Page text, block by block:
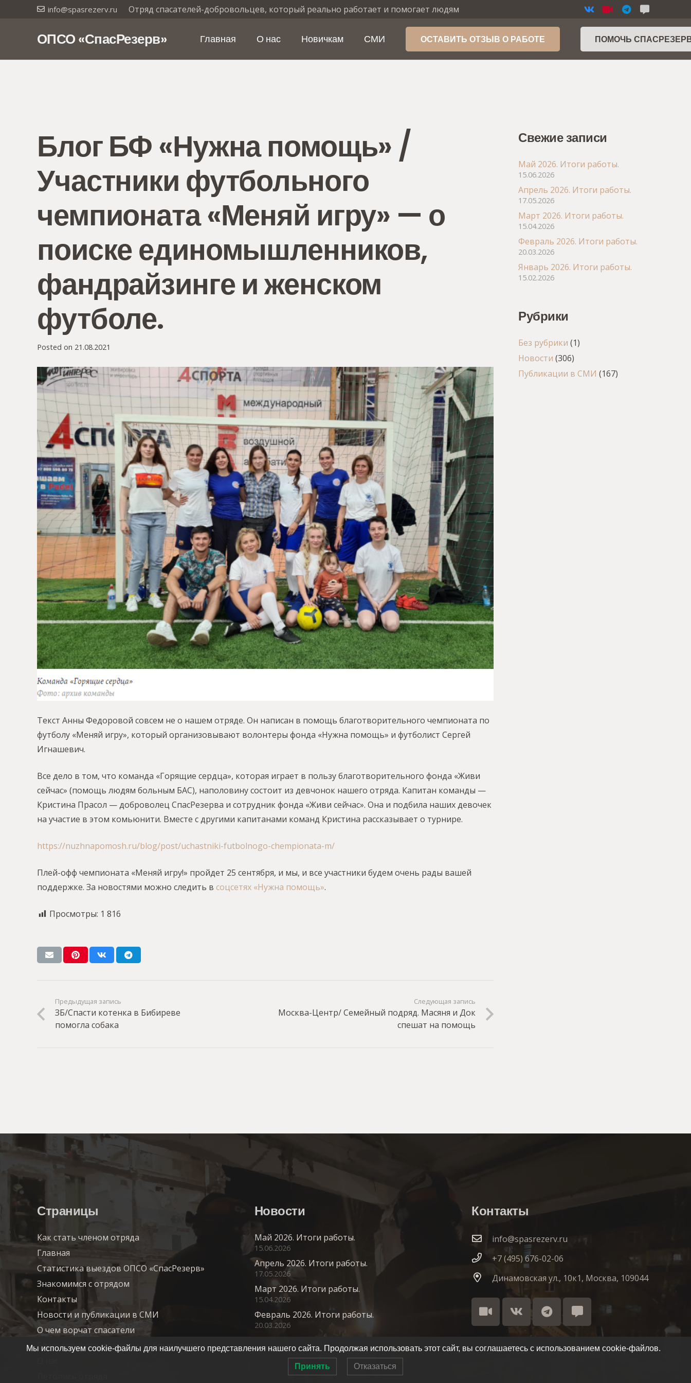
info@spasrezerv.ru Отряд спасателей-добровольцев, который реально работает и помогает людям
ОПСО «СпасРезерв» Главная О нас Новичкам СМИ ОСТАВИТЬ ОТЗЫВ О РАБОТЕ ПОМОЧЬ
Блог БФ «Нужна помощь» /
Участники футбольного
чемпионата «Меняй игру» — о
поиске единомышленников,
фандрайзинге и женском
футболе.
Posted on 21.08.2021
Текст Анны Федоровой совсем не о нашем отряде. Он написан в помощь благотворительного чемпионата по
футболу «Меняй игру», который организовывают волонтеры фонда «Нужна помощь» и футболист Сергей
Игнашевич.
Все дело в том, что команда «Горящие сердца», которая играет в пользу благотворительного фонда «Живи
сейчас» (помощь людям больным БАС), наполовину состоит из девчонок нашего отряда. Капитан команды —
Кристина Прасол — доброволец СпасРезерва и сотрудник фонда «Живи сейчас». Она и подбила наших девочек
на участие в этом комьюнити. Вместе с другими капитанами команд Кристина рассказывает о турнире.
https://nuzhnapomosh.ru/blog/post/uchastniki-futbolnogo-chempionata-m/
Плей-офф чемпионата «Меняй игру!» пройдет 25 сентября, и мы, и все участники будем очень рады вашей
поддержке. За новостями можно следить в соцсетях «Нужна помощь».
Просмотры: 1 816
Предыдущая запись
ЗБ/Спасти котенка в Бибиреве
помогла собака
Следующая запись
Москва-Центр/ Семейный подряд. Масяня и Док
спешат на помощь
Свежие записи
Май 2026. Итоги работы.
15.06.2026
Апрель 2026. Итоги работы.
17.05.2026
Март 2026. Итоги работы.
15.04.2026
Февраль 2026. Итоги работы.
20.03.2026
Январь 2026. Итоги работы.
15.02.2026
Рубрики
Без рубрики (1)
Новости (306)
Публикации в СМИ (167)
Страницы
Как стать членом отряда
Главная
Статистика выездов ОПСО «СпасРезерв»
Знакомимся с отрядом
Контакты
Новости и публикации в СМИ
О чем ворчат спасатели
Благодарности, грамоты, добрые слова…
Новости
Май 2026. Итоги работы.
15.06.2026
Апрель 2026. Итоги работы.
17.05.2026
Март 2026. Итоги работы.
15.04.2026
Февраль 2026. Итоги работы.
20.03.2026
Контакты
info@spasrezerv.ru
+7 (495) 676-02-06
Динамовская ул., 10к1, Москва, 109044
Мы используем cookie-файлы для наилучшего представления нашего сайта. Продолжая использовать этот сайт, вы соглашаетесь с использованием cookie-файлов.
Принять Отказаться